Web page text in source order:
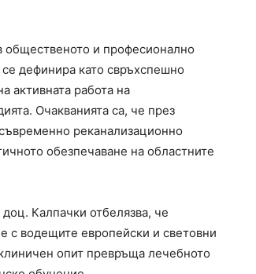
общественото и професионално
дефинира като свръхспешно
активната работа на
Очакванията са, че през
реканализационно
обезпечаване на областните
Калпачки отбелязва, че
с водещите европейски и световни
опит превръща лечебното